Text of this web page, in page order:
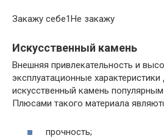
Закажу себе1Не закажу
Искусственный камень
Внешняя привлекательность и
эксплуатационные
искусственный камень
Плюсами такого материала
прочность;